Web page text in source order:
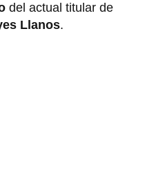
del actual titular de
Llanos.